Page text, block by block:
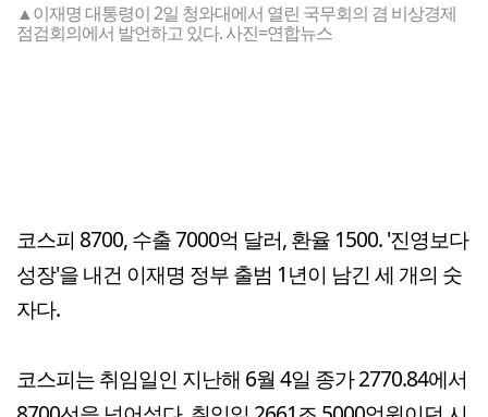
▲이재명 대통령이 2일 청와대에서 열린 국무회의 겸 비상경제
점검회의에서 발언하고 있다. 사진=연합뉴스
코스피 8700, 수출 7000억 달러, 환율 1500. '진영보다
성장'을 내건 이재명 정부 출범 1년이 남긴 세 개의 숫
자다.
코스피는 취임일인 지난해 6월 4일 종가 2770.84에서